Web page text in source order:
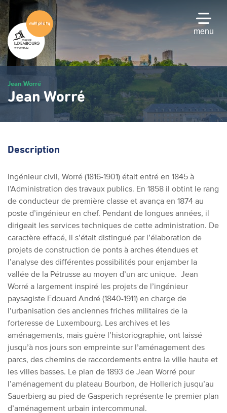
Passer
au
contenu
principal
menu
Jean Worré
Jean Worré
Description
Ingénieur civil, Worré (1816-1901) était entré en 1845 à
l’Administration des travaux publics. En 1858 il obtint le rang
de conducteur de première classe et avança en 1874 au
poste d’ingénieur en chef. Pendant de longues années, il
dirigeait les services techniques de cette administration. De
caractère effacé, il s’était distingué par l’élaboration de
projets de construction de ponts à arches étendues et
l’analyse des différentes possibilités pour enjamber la
vallée de la Pétrusse au moyen d’un arc unique. Jean
Worré a largement inspiré les projets de l’ingénieur
paysagiste Edouard André (1840-1911) en charge de
l’urbanisation des anciennes friches militaires de la
forteresse de Luxembourg. Les archives et les
aménagements, mais guère l’historiographie, ont laissé
jusqu’à nos jours son empreinte sur l’aménagement des
parcs, des chemins de raccordements entre la ville haute et
les villes basses. Le plan de 1893 de Jean Worré pour
l’aménagement du plateau Bourbon, de Hollerich jusqu’au
Sauerbierg au pied de Gasperich représente le premier plan
d’aménagement urbain intercommunal.